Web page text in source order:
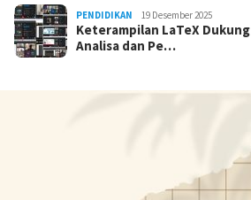
PENDIDIKAN 19 Desember 2025
Keterampilan LaTeX Dukung
Analisa dan Pe…